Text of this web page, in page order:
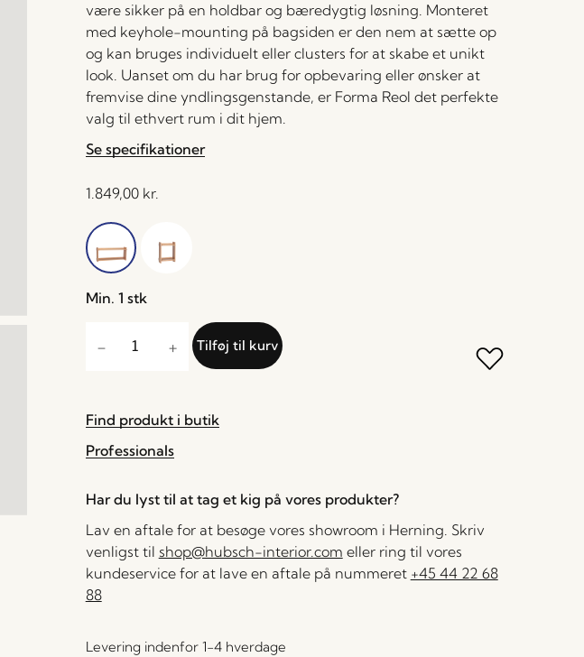
være sikker på en holdbar og bæredygtig løsning. Monteret
med keyhole-mounting på bagsiden er den nem at sætte op
og kan bruges individuelt eller clusters for at skabe et unikt
look. Uanset om du har brug for opbevaring eller ønsker at
fremvise dine yndlingsgenstande, er Forma Reol det perfekte
valg til ethvert rum i dit hjem.
Se specifikationer
1.849,00 kr.
Min. 1 stk
Tilføj til kurv
Find produkt i butik
Professionals
Har du lyst til at tag et kig på vores produkter?
Lav en aftale for at besøge vores showroom i Herning. Skriv
venligst til shop@hubsch-interior.com eller ring til vores
kundeservice for at lave en aftale på nummeret +45 44 22 68
88
Levering indenfor 1-4 hverdage